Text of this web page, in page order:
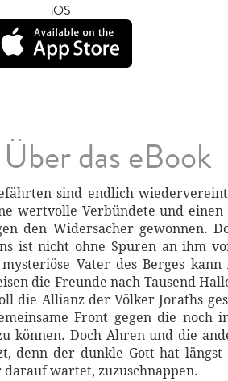
iOS
Über das eBook
sind endlich
wertvolle Verbündete und
den Widersacher gewonnen.
ist nicht ohne Spuren an ihm
Vater des Berges
die Freunde nach Tausend
die Allianz der Völker Joraths
Front gegen die noch
können. Doch Ahren und die
denn der dunkle Gott hat
wartet, zuzuschnappen.